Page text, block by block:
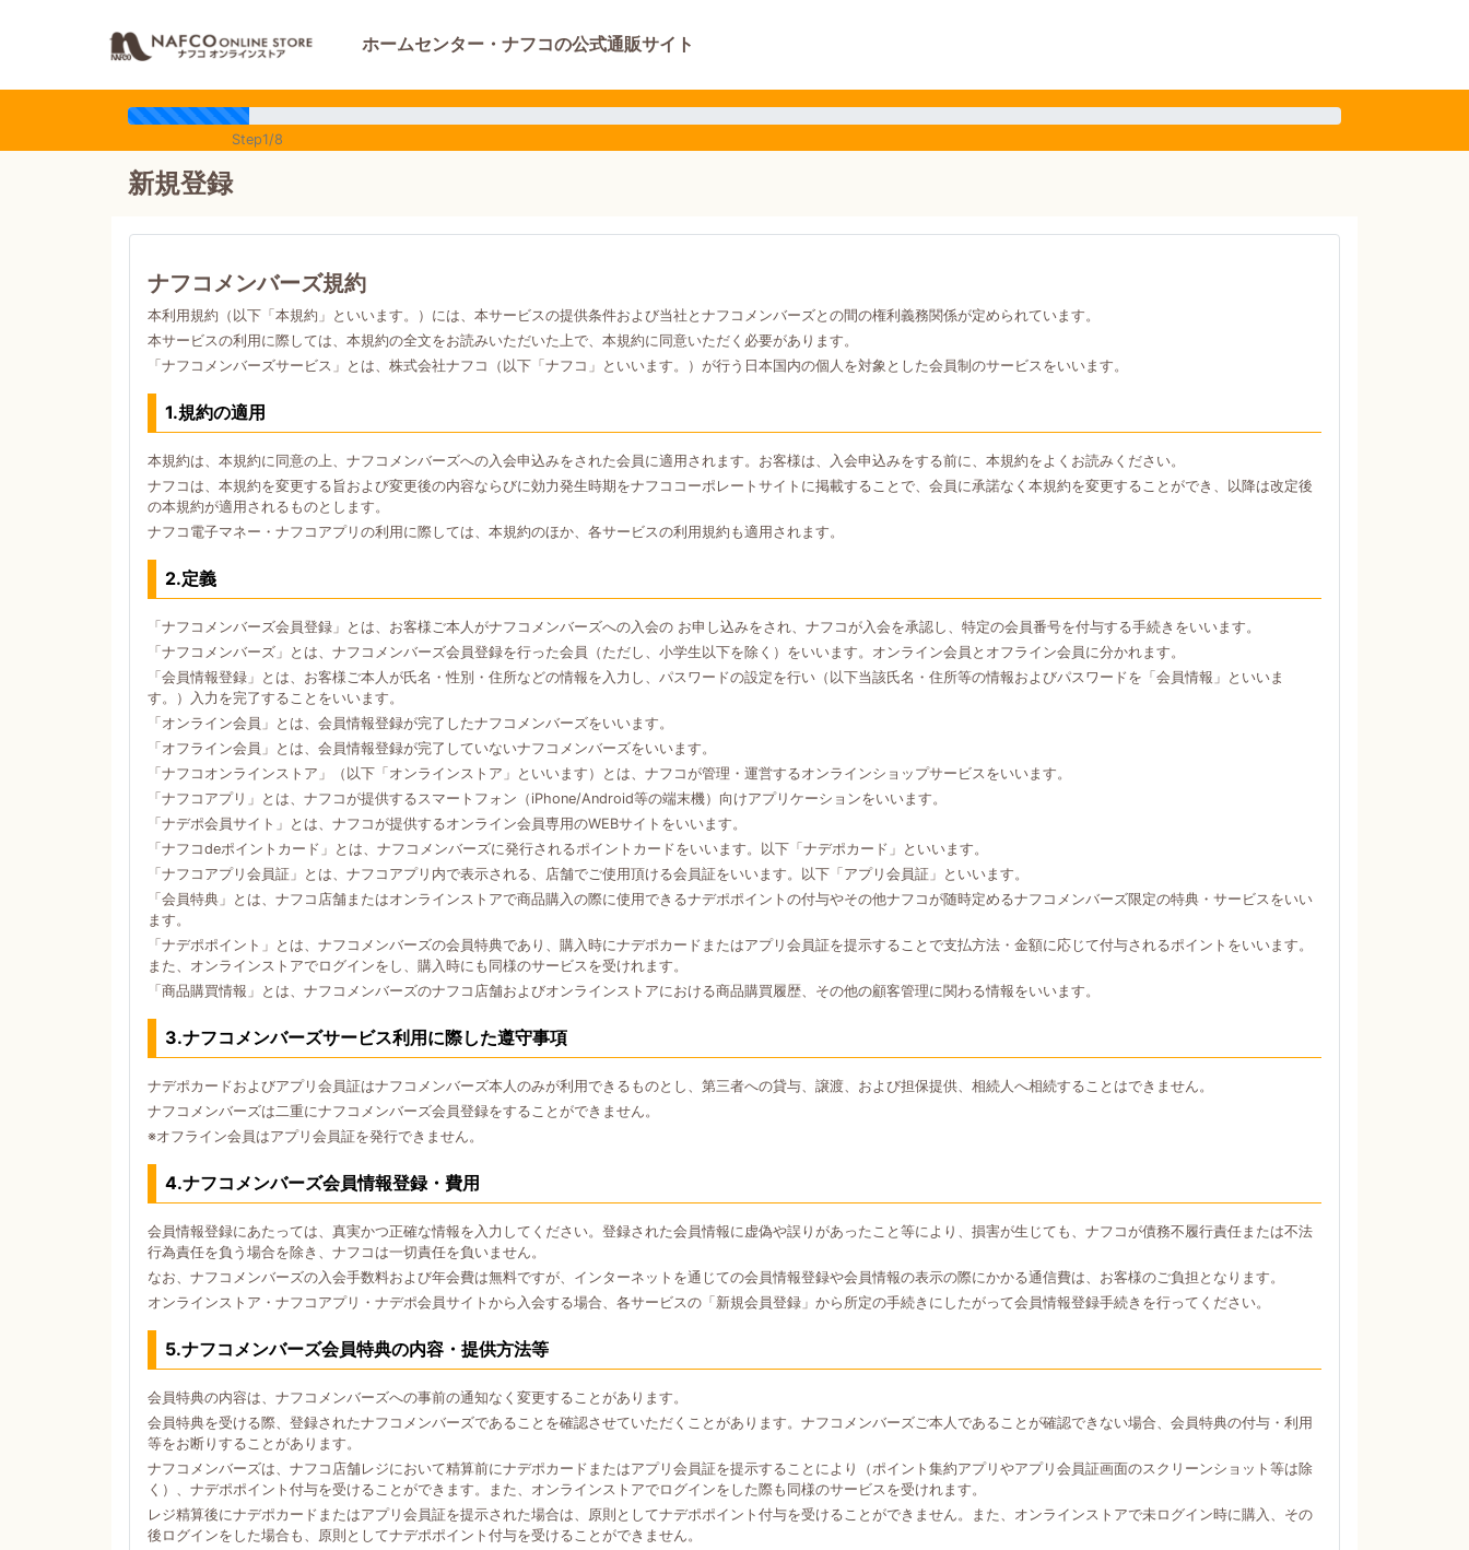
ホームセンター・ナフコの公式通販サイト
Step1/8
新規登録
ナフコメンバーズ規約
本利用規約（以下「本規約」といいます。）には、本サービスの提供条件および当社とナフコメンバーズとの間の権利義務関係が定められています。
本サービスの利用に際しては、本規約の全文をお読みいただいた上で、本規約に同意いただく必要があります。
「ナフコメンバーズサービス」とは、株式会社ナフコ（以下「ナフコ」といいます。）が行う日本国内の個人を対象とした会員制のサービスをいいます。
1.規約の適用
本規約は、本規約に同意の上、ナフコメンバーズへの入会申込みをされた会員に適用されます。お客様は、入会申込みをする前に、本規約をよくお読みください。
ナフコは、本規約を変更する旨および変更後の内容ならびに効力発生時期をナフココーポレートサイトに掲載することで、会員に承諾なく本規約を変更することができ、以降は改定後
の本規約が適用されるものとします。
ナフコ電子マネー・ナフコアプリの利用に際しては、本規約のほか、各サービスの利用規約も適用されます。
2.定義
「ナフコメンバーズ会員登録」とは、お客様ご本人がナフコメンバーズへの入会の お申し込みをされ、ナフコが入会を承認し、特定の会員番号を付与する手続きをいいます。
「ナフコメンバーズ」とは、ナフコメンバーズ会員登録を行った会員（ただし、小学生以下を除く）をいいます。オンライン会員とオフライン会員に分かれます。
「会員情報登録」とは、お客様ご本人が氏名・性別・住所などの情報を入力し、パスワードの設定を行い（以下当該氏名・住所等の情報およびパスワードを「会員情報」といいま
す。）入力を完了することをいいます。
「オンライン会員」とは、会員情報登録が完了したナフコメンバーズをいいます。
「オフライン会員」とは、会員情報登録が完了していないナフコメンバーズをいいます。
「ナフコオンラインストア」（以下「オンラインストア」といいます）とは、ナフコが管理・運営するオンラインショップサービスをいいます。
「ナフコアプリ」とは、ナフコが提供するスマートフォン（iPhone/Android等の端末機）向けアプリケーションをいいます。
「ナデポ会員サイト」とは、ナフコが提供するオンライン会員専用のWEBサイトをいいます。
「ナフコdeポイントカード」とは、ナフコメンバーズに発行されるポイントカードをいいます。以下「ナデポカード」といいます。
「ナフコアプリ会員証」とは、ナフコアプリ内で表示される、店舗でご使用頂ける会員証をいいます。以下「アプリ会員証」といいます。
「会員特典」とは、ナフコ店舗またはオンラインストアで商品購入の際に使用できるナデポポイントの付与やその他ナフコが随時定めるナフコメンバーズ限定の特典・サービスをいい
ます。
「ナデポポイント」とは、ナフコメンバーズの会員特典であり、購入時にナデポカードまたはアプリ会員証を提示することで支払方法・金額に応じて付与されるポイントをいいます。
また、オンラインストアでログインをし、購入時にも同様のサービスを受けれます。
「商品購買情報」とは、ナフコメンバーズのナフコ店舗およびオンラインストアにおける商品購買履歴、その他の顧客管理に関わる情報をいいます。
3.ナフコメンバーズサービス利用に際した遵守事項
ナデポカードおよびアプリ会員証はナフコメンバーズ本人のみが利用できるものとし、第三者への貸与、譲渡、および担保提供、相続人へ相続することはできません。
ナフコメンバーズは二重にナフコメンバーズ会員登録をすることができません。
※オフライン会員はアプリ会員証を発行できません。
4.ナフコメンバーズ会員情報登録・費用
会員情報登録にあたっては、真実かつ正確な情報を入力してください。登録された会員情報に虚偽や誤りがあったこと等により、損害が生じても、ナフコが債務不履行責任または不法
行為責任を負う場合を除き、ナフコは一切責任を負いません。
なお、ナフコメンバーズの入会手数料および年会費は無料ですが、インターネットを通じての会員情報登録や会員情報の表示の際にかかる通信費は、お客様のご負担となります。
オンラインストア・ナフコアプリ・ナデポ会員サイトから入会する場合、各サービスの「新規会員登録」から所定の手続きにしたがって会員情報登録手続きを行ってください。
5.ナフコメンバーズ会員特典の内容・提供方法等
会員特典の内容は、ナフコメンバーズへの事前の通知なく変更することがあります。
会員特典を受ける際、登録されたナフコメンバーズであることを確認させていただくことがあります。ナフコメンバーズご本人であることが確認できない場合、会員特典の付与・利用
等をお断りすることがあります。
ナフコメンバーズは、ナフコ店舗レジにおいて精算前にナデポカードまたはアプリ会員証を提示することにより（ポイント集約アプリやアプリ会員証画面のスクリーンショット等は除
く）、ナデポポイント付与を受けることができます。また、オンラインストアでログインをした際も同様のサービスを受けれます。
レジ精算後にナデポカードまたはアプリ会員証を提示された場合は、原則としてナデポポイント付与を受けることができません。また、オンラインストアで未ログイン時に購入、その
後ログインをした場合も、原則としてナデポポイント付与を受けることができません。